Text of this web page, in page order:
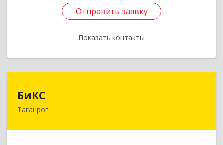
Отправить заявку
Показать контакты
Отправить заявку
Назад
БиКС
Таганрог
347900, Ростовская обл, Таганрог г, Фрунзе ул,